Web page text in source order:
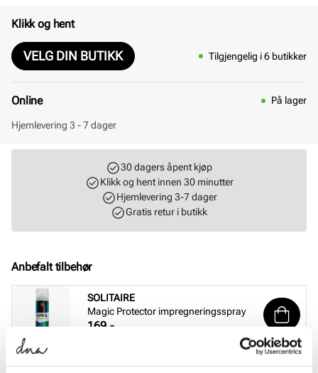
Klikk og hent
VELG DIN BUTIKK Tilgjengelig i 6 butikker
Online På lager
Hjemlevering 3 - 7 dager
30 dagers åpent kjøp
Klikk og hent innen 30 minutter
Hjemlevering 3-7 dager
Gratis retur i butikk
Anbefalt tilbehør
SOLITAIRE
Magic Protector impregneringsspray
Pris
169,-